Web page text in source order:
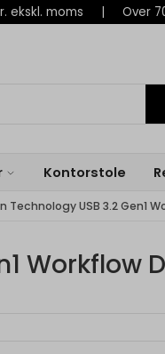
ekskl. moms | Over
Kontorstole
Technology USB 3.2 Gen1